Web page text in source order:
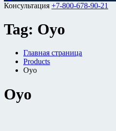
Консультация +7-800-678-90-21
Tag: Oyo
Главная страница
Products
Oyo
Oyo